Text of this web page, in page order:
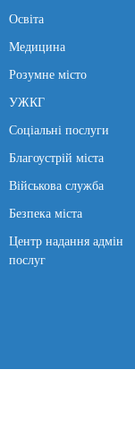
Освіта
Медицина
Розумне місто
УЖКГ
Соціальні послуги
Благоустрій міста
Військова служба
Безпека міста
Центр надання адмін
послуг